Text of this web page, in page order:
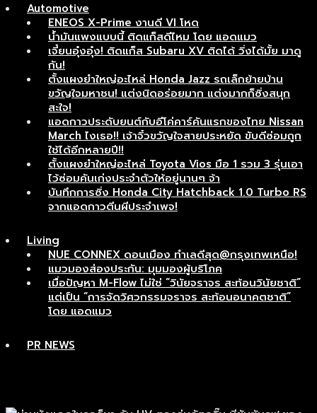
Automotive
ENEOS X-Prime งานดี VI โหด
น้ำมันแพงแบบนี้ ติดแก็สดีไหม โดย แอดแมว
เจี๋ยนอุ๋งอุ๋ง! ติดแก็ส Subaru XV ติดได้ วิ่งได้มั้ย มาดู
กัน!
ตั้งแผงยำใหญ่อะไหล่ Honda Jazz รถเล็กย้ายบ้าน
ขวัญใจมหาชน! แต่งนิดอร่อยมาก แต่งมากก็ซิ่งสนุก
สะใจ!
แอดกาวประดับยนต์กับอีโค่คาร์คันแรกของไทย Nissan
March ไงเธอ!! เจ้าจิ๋วขวัญใจสายประหยัด ขับดีซ่อมถูก
ใช้ได้อีกหลายปี!!
ตั้งแผงยำใหญ่อะไหล่ Toyota Vios มือ 1 รวม 3 รุ่นเอา
ไว้ซ่อมคันเก่งประจำตัวให้อยู่นานๆ จ้า
บันทึกการซิ่ง Honda City Hatchback 1.0 Turbo RS
จากแอดกาวตีนผีประจำเพจ!
Living
NUE CONNEX ดอนเมือง ทำเลดีสุด@กรุงเทพเหนือ!
แมวมองส่องประกัน: มุมมองผู้บริโภค
เมื่อปัญหา M-Flow ไม่ใช่ “วินัยจราจร สะท้อนวินัยชาติ”
แต่เป็น “การจัดวิศวกรรมจราจร สะท้อนอนาคตชาติ”
โดย แอดแมว
PR NEWS